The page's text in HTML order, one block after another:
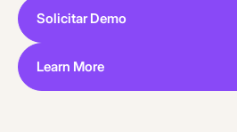
Solicitar Demo
Learn More